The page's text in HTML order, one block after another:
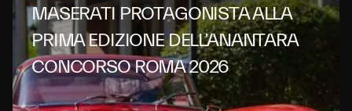
MASERATI PROTAGONISTA ALLA
PRIMA EDIZIONE DELL’ANANTARA
CONCORSO ROMA 2026